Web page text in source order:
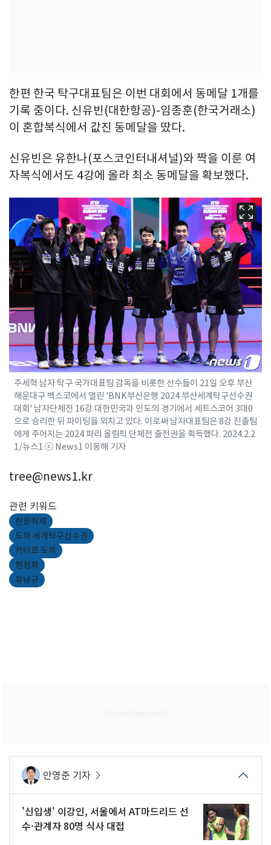
한편 한국 탁구대표팀은 이번 대회에서 동메달 1개를
기록 중이다. 신유빈(대한항공)-임종훈(한국거래소)
이 혼합복식에서 값진 동메달을 땄다.
신유빈은 유한나(포스코인터내셔널)와 짝을 이룬 여
자복식에서도 4강에 올라 최소 동메달을 확보했다.
주세혁 남자 탁구 국가대표팀 감독을 비롯한 선수들이 21일 오후 부산
해운대구 벡스코에서 열린 'BNK부산은행 2024 부산세계탁구선수권
대회' 남자단체전 16강 대한민국과 인도의 경기에서 세트스코어 3대0
으로 승리한 뒤 파이팅을 외치고 있다. 이로써 남자대표팀은 8강 진출팀
에게 주어지는 2024 파리 올림픽 단체전 출전권을 획득했다. 2024.2.2
1/뉴스1 ⓒ News1 이동해 기자
tree@news1.kr
관련 키워드
현장취재
도하 세계탁구선수권
카타르 도하
현정화
유남규
안영준 기자
'신입생' 이강인, 서울에서 AT마드리드 선
수·관계자 80명 식사 대접